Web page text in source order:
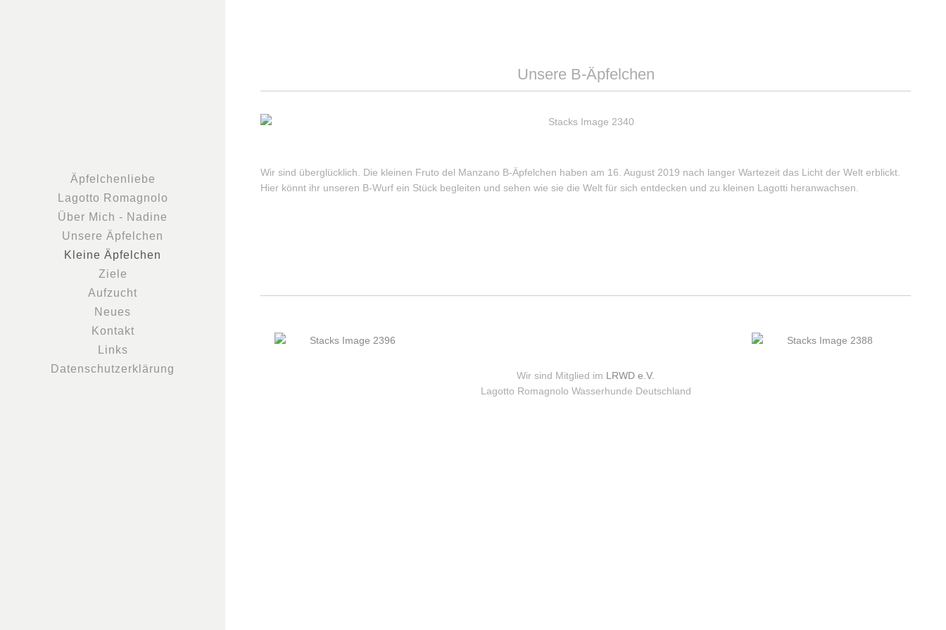
Äpfelchenliebe
Lagotto Romagnolo
Über Mich - Nadine
Unsere Äpfelchen
Kleine Äpfelchen
Ziele
Aufzucht
Neues
Kontakt
Links
Datenschutzerklärung
Unsere B-Äpfelchen
Wir sind überglücklich. Die kleinen Fruto del Manzano B-Äpfelchen haben am 16. August 2019 nach langer Wartezeit das Licht der Welt erblickt.
Hier könnt ihr unseren B-Wurf ein Stück begleiten und sehen wie sie die Welt für sich entdecken und zu kleinen Lagotti heranwachsen.
Wir sind Mitglied im LRWD e.V.
Lagotto Romagnolo Wasserhunde Deutschland